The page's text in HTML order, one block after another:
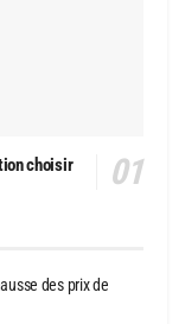
choisir
des prix de